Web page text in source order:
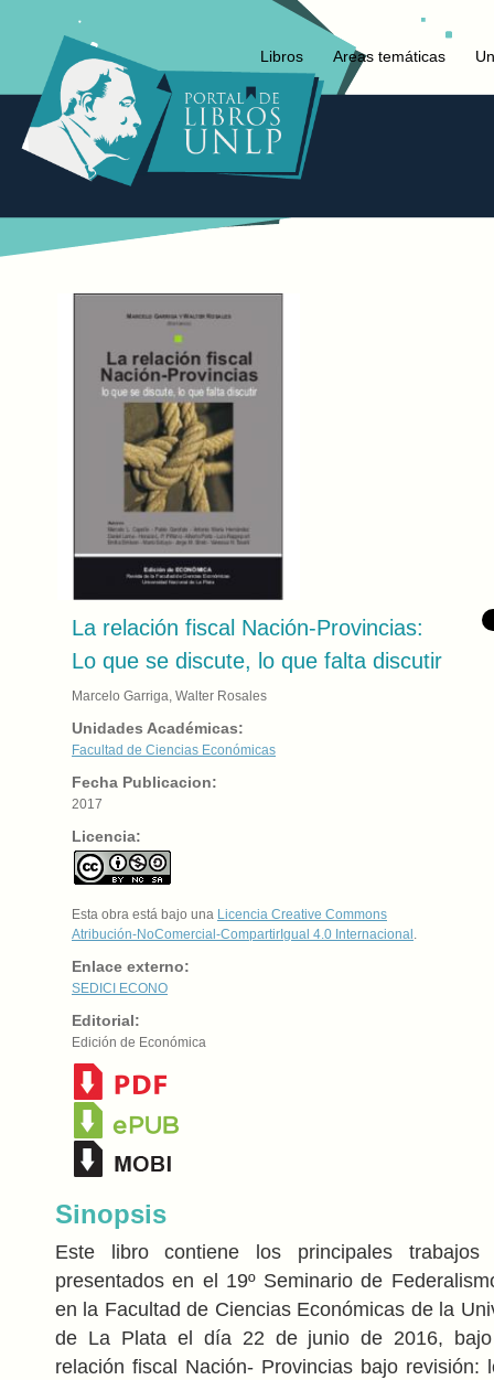
Libros Areas temáticas
La relación fiscal Nación-Provincias:
Lo que se discute, lo que falta discutir
Marcelo Garriga, Walter Rosales
Unidades Académicas:
Facultad de Ciencias Económicas
Fecha Publicacion:
2017
Licencia:
Esta obra está bajo una Licencia Creative Commons
Atribución-NoComercial-CompartirIgual 4.0 Internacional
Enlace externo:
SEDICI ECONO
Editorial:
Edición de Económica
Sinopsis
Este libro contiene los principales trabajos
presentados en el 19º Seminario de
en la Facultad de Ciencias Económicas de la
de La Plata el día 22 de junio de 2016, bajo
relación fiscal Nación- Provincias bajo revisión: